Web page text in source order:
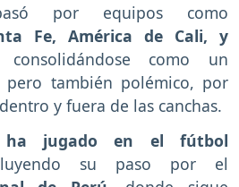
por equipos como
Fe, América de Cali, y
como un
pero también polémico, por
y fuera de las canchas.
ha jugado en el fútbol
su paso por el